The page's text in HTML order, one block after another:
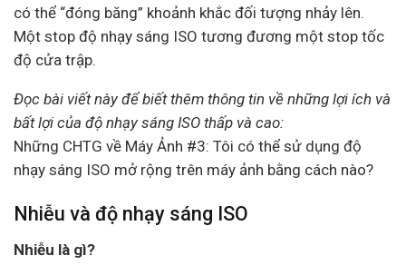
có thể “đóng băng” khoảnh khắc đối tượng nhảy lên.
Một stop độ nhạy sáng ISO tương đương một stop tốc
độ cửa trập.
Đọc bài viết này để biết thêm thông tin về những lợi ích và
bất lợi của độ nhạy sáng ISO thấp và cao:
Những CHTG về Máy Ảnh #3: Tôi có thể sử dụng độ
nhạy sáng ISO mở rộng trên máy ảnh bằng cách nào?
Nhiễu và độ nhạy sáng ISO
Nhiễu là gì?